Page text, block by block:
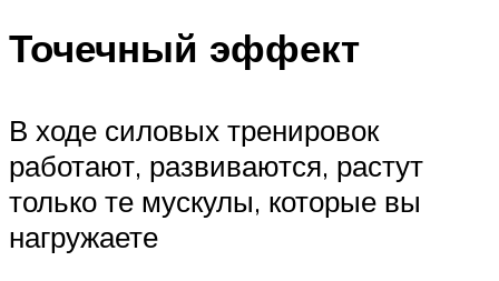
Точечный эффект
В ходе силовых тренировок
работают, развиваются, растут
только те мускулы, которые вы
нагружаете